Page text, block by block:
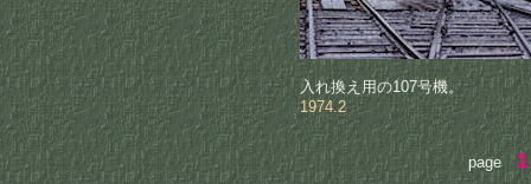
入れ換え用の107号機。
1974.2
page1